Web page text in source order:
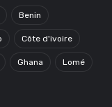
Benin
Côte d'ivoire
Ghana Lomé